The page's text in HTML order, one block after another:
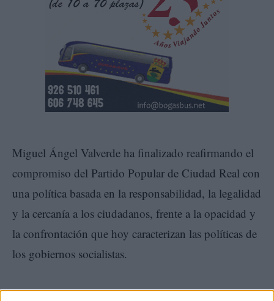
Miguel Ángel Valverde ha finalizado reafirmando el
compromiso del Partido Popular de Ciudad Real con
una política basada en la responsabilidad, la legalidad
y la cercanía a los ciudadanos, frente a la opacidad y
la confrontación que hoy caracterizan las políticas de
los gobiernos socialistas.